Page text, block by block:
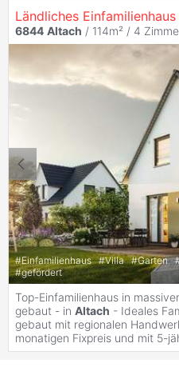
6844 Altach / 114m² / 4
#Einfamilienhaus #Villa #Garten
#gefördert
Top-Einfamilienhaus in
gebaut - in Altach - Ideales
gebaut mit regionalen
monatigen Fixpreis und mit 5-